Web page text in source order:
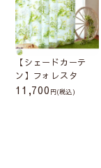
【シェードカーテ
ン】フォレスタ
11,700 (税込)